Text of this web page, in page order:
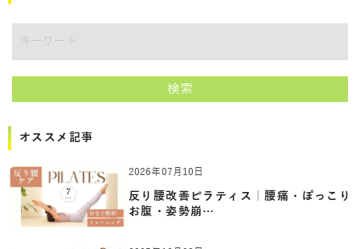
検索
オススメ記事
2026年07月10日
反り腰改善ピラティス｜腰痛・ぽっこり
お腹・姿勢崩…